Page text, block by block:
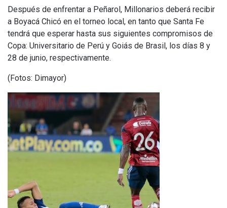
Después de enfrentar a Peñarol, Millonarios deberá recibir
a Boyacá Chicó en el torneo local, en tanto que Santa Fe
tendrá que esperar hasta sus siguientes compromisos de
Copa: Universitario de Perú y Goiás de Brasil, los días 8 y
28 de junio, respectivamente.
(Fotos: Dimayor)